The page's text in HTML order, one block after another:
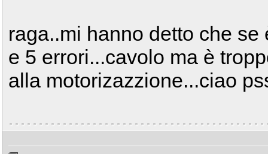
raga..mi hanno detto che
e 5 errori...cavolo ma è
alla motorizazzione...ciao